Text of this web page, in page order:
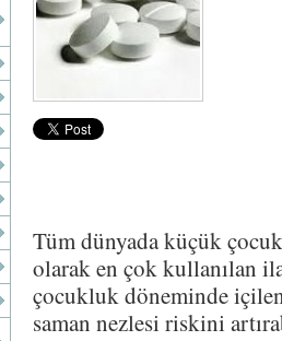
Tüm dünyada küçük
olarak en çok kullanılan
çocukluk döneminde
saman nezlesi riskini